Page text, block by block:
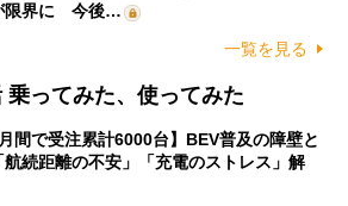
限界に 今後…
一覧を見る
乗ってみた、使ってみた
月間で受注累計6000台】BEV普及の障壁と
航続距離の不安」「充電のストレス」解